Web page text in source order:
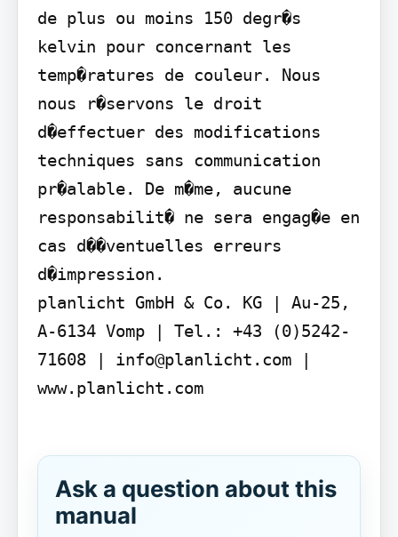
de plus ou moins 150 degr�s
kelvin pour concernant les
temp�ratures de couleur. Nous
nous r�servons le droit
d�effectuer des modifications
techniques sans communication
pr�alable. De m�me, aucune
responsabilit� ne sera engag�e en
cas d��ventuelles erreurs
d�impression.
planlicht GmbH & Co. KG | Au-25,
A-6134 Vomp | Tel.: +43 (0)5242-
71608 | info@planlicht.com |
www.planlicht.com
Ask a question about this
manual